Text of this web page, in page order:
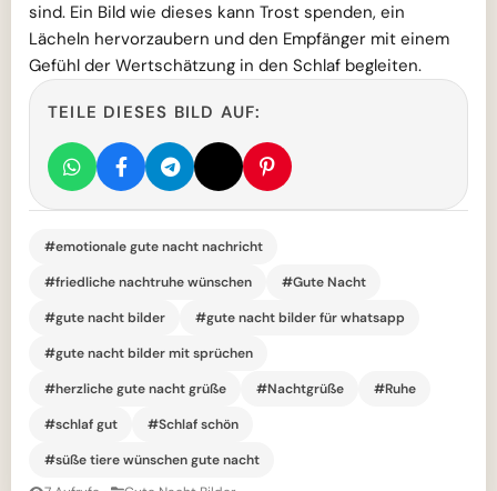
sind. Ein Bild wie dieses kann Trost spenden, ein
Lächeln hervorzaubern und den Empfänger mit einem
Gefühl der Wertschätzung in den Schlaf begleiten.
TEILE DIESES BILD AUF:
#emotionale gute nacht nachricht
#friedliche nachtruhe wünschen
#Gute Nacht
#gute nacht bilder
#gute nacht bilder für whatsapp
#gute nacht bilder mit sprüchen
#herzliche gute nacht grüße
#Nachtgrüße
#Ruhe
#schlaf gut
#Schlaf schön
#süße tiere wünschen gute nacht